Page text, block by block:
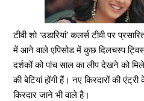
टीवी शो ‘उडारियां’ कलर्स टीवी पर
में आने वाले एपिसोड में कुछ दिलचस्प
दर्शकों को पांच साल का लीप देखने को
की बेटियां होंगी हैं। नए किरदारों की
किरदार जाने भी वाले है।